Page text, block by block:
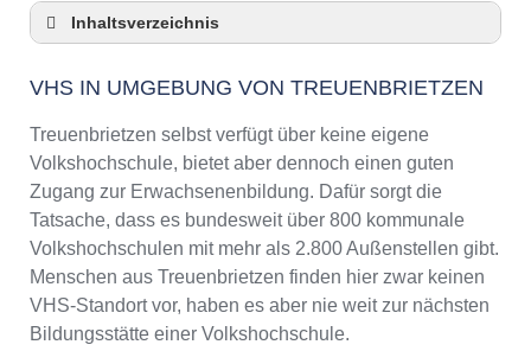
Inhaltsverzeichnis
3 Quicktipps
Checkliste: VHS-Kurse rund um
Treuenbrietzen finden
Keine VHS in Treuenbrietzen
Online-Kurse: Pro und Contra
Online-Kurse als alternative Angebote zu
VHS-Kursen
Die VHS als Inbegriff der Erwachsenenbildung
Das bundesweite Netzwerk der
VHS IN UMGEBUNG VON TREUENBRIETZEN
Treuenbrietzen selbst verfügt über keine eigene
Volkshochschule, bietet aber dennoch einen guten
Zugang zur Erwachsenenbildung. Dafür sorgt die
Tatsache, dass es bundesweit über 800 kommunale
Volkshochschulen mit mehr als 2.800 Außenstellen gibt.
Menschen aus Treuenbrietzen finden hier zwar keinen
VHS-Standort vor, haben es aber nie weit zur nächsten
Bildungsstätte einer Volkshochschule.